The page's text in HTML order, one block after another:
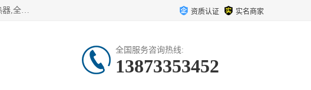
湖南欧力德换热实业有限公司生产换热设备,板式换热器,板式热交换器,板式换热器机组,卫生级板式换热器,宽流道板式换热器,全焊接板式换热器,钎焊板式换热器,钛材板式换热器,容积式换热器,盘管换热,不锈钢水箱,定压补水机组,变频供水机组等,用户覆盖：湖南、湖北、广西、广东、海南、云南、贵州等全国各地。 资质认证 实名商家
全国服务咨询热线:
13873353452